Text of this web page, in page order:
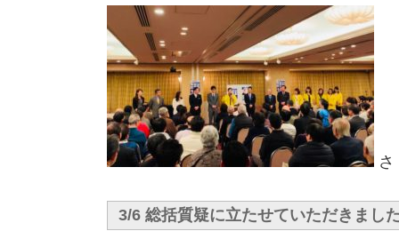
さ
3/6 総括質疑に立たせていただきまし